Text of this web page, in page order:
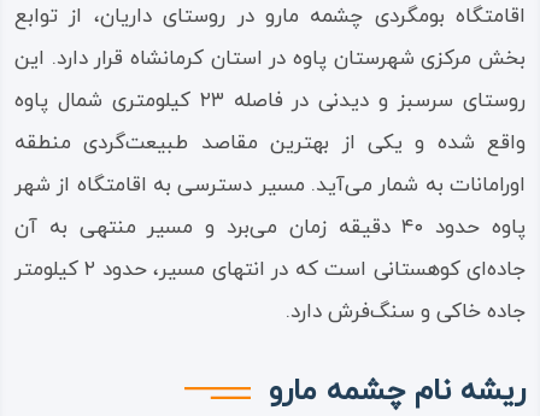
اقامتگاه بومگردی چشمه مارو در روستای داریان، از توابع
بخش مرکزی شهرستان پاوه در استان کرمانشاه قرار دارد. این
روستای سرسبز و دیدنی در فاصله ۲۳ کیلومتری شمال پاوه
واقع شده و یکی از بهترین مقاصد طبیعت‌گردی منطقه
اورامانات به شمار می‌آید. مسیر دسترسی به اقامتگاه از شهر
پاوه حدود ۴۰ دقیقه زمان می‌برد و مسیر منتهی به آن
جاده‌ای کوهستانی است که در انتهای مسیر، حدود ۲ کیلومتر
جاده خاکی و سنگ‌فرش دارد.
ریشه نام چشمه مارو